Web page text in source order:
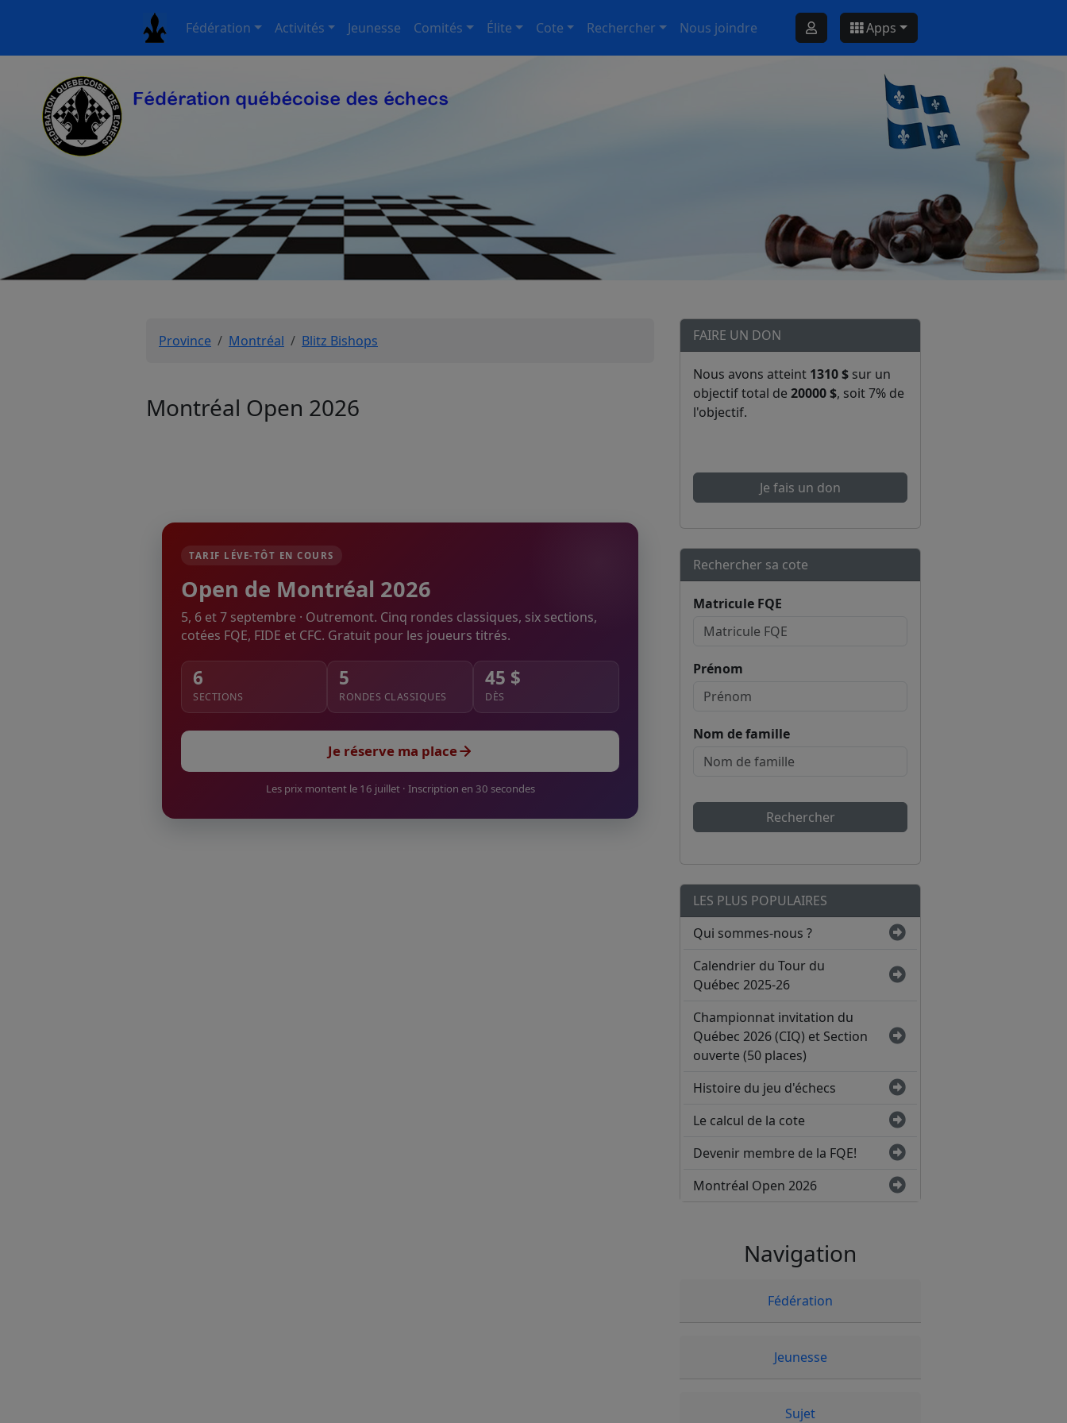
Fédération Activités Jeunesse Comités Élite Cote Rechercher Nous joindre Apps
Province Montréal Blitz Bishops
Montréal Open 2026
TARIF LÉVE-TÔT EN COURS
Open de Montréal 2026
5, 6 et 7 septembre · Outremont. Cinq rondes classiques, six sections,
cotées FQE, FIDE et CFC. Gratuit pour les joueurs titrés.
6
SECTIONS
5
RONDES CLASSIQUES
45 $
DÈS
Je réserve ma place
Les prix montent le 16 juillet · Inscription en 30 secondes
FAIRE UN DON
Nous avons atteint 1310 $ sur un
objectif total de 20000 $, soit 7% de
l'objectif.
Je fais un don
Rechercher sa cote
Matricule FQE
Prénom
Nom de famille
Rechercher
LES PLUS POPULAIRES
Qui sommes-nous ?
Calendrier du Tour du
Québec 2025-26
Championnat invitation du
Québec 2026 (CIQ) et Section
ouverte (50 places)
Histoire du jeu d'échecs
Le calcul de la cote
Devenir membre de la FQE!
Montréal Open 2026
Navigation
Fédération
Jeunesse
Sujet